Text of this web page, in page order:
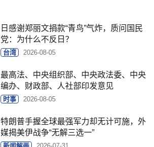
日感谢郑丽文捐款“青鸟”气炸，质问国民
党：为什么不反日？
台湾 2026-08-05
最高法、中央组织部、中央政法委、中央
编办、财政部、人社部印发意见
时事 2026-08-05
特朗普手握全球最强军力却无计可施，外
媒揭美伊战争“无解三选一”